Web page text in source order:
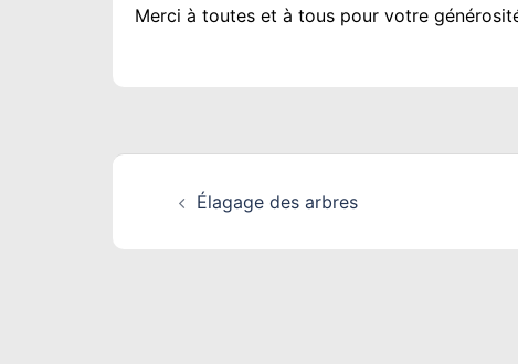
Merci à toutes et à tous pour votre
Navigation
Élagage des arbres